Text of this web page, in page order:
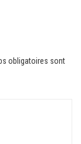
obligatoires sont